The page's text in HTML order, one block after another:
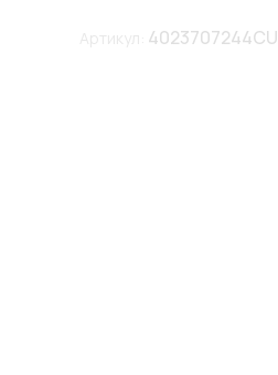
4023707244CU